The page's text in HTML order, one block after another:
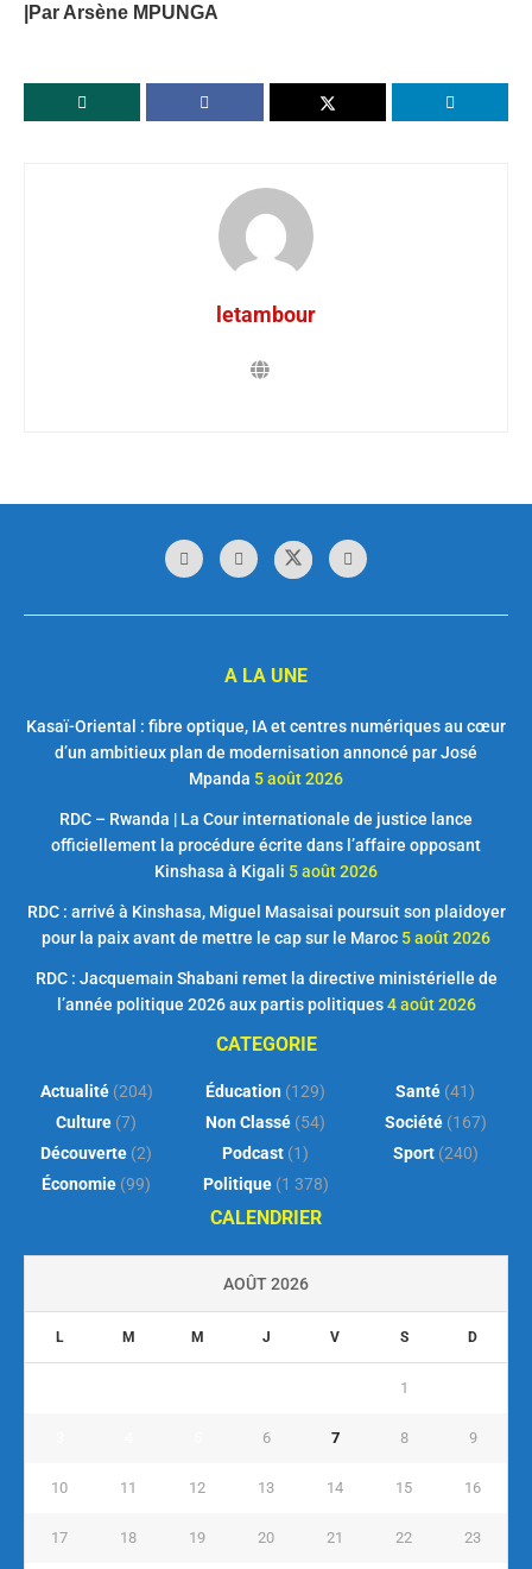
|Par Arsène MPUNGA
letambour
A LA UNE
Kasaï-Oriental : fibre optique, IA et centres numériques au cœur
d’un ambitieux plan de modernisation annoncé par José
Mpanda 5 août 2026
RDC – Rwanda | La Cour internationale de justice lance
officiellement la procédure écrite dans l’affaire opposant
Kinshasa à Kigali 5 août 2026
RDC : arrivé à Kinshasa, Miguel Masaisai poursuit son plaidoyer
pour la paix avant de mettre le cap sur le Maroc 5 août 2026
RDC : Jacquemain Shabani remet la directive ministérielle de
l’année politique 2026 aux partis politiques 4 août 2026
CATEGORIE
Actualité(204)
Culture (7)
Découverte (2)
Économie (99)
Éducation (129)
Non Classé (54)
Podcast (1)
Politique(1 378)
Santé (41)
Société(167)
Sport(240)
CALENDRIER
AOÛT 2026
L M M J V S D
1
6 7 8 9
10 11 12 13 14 15 16
17 18 19 20 21 22 23